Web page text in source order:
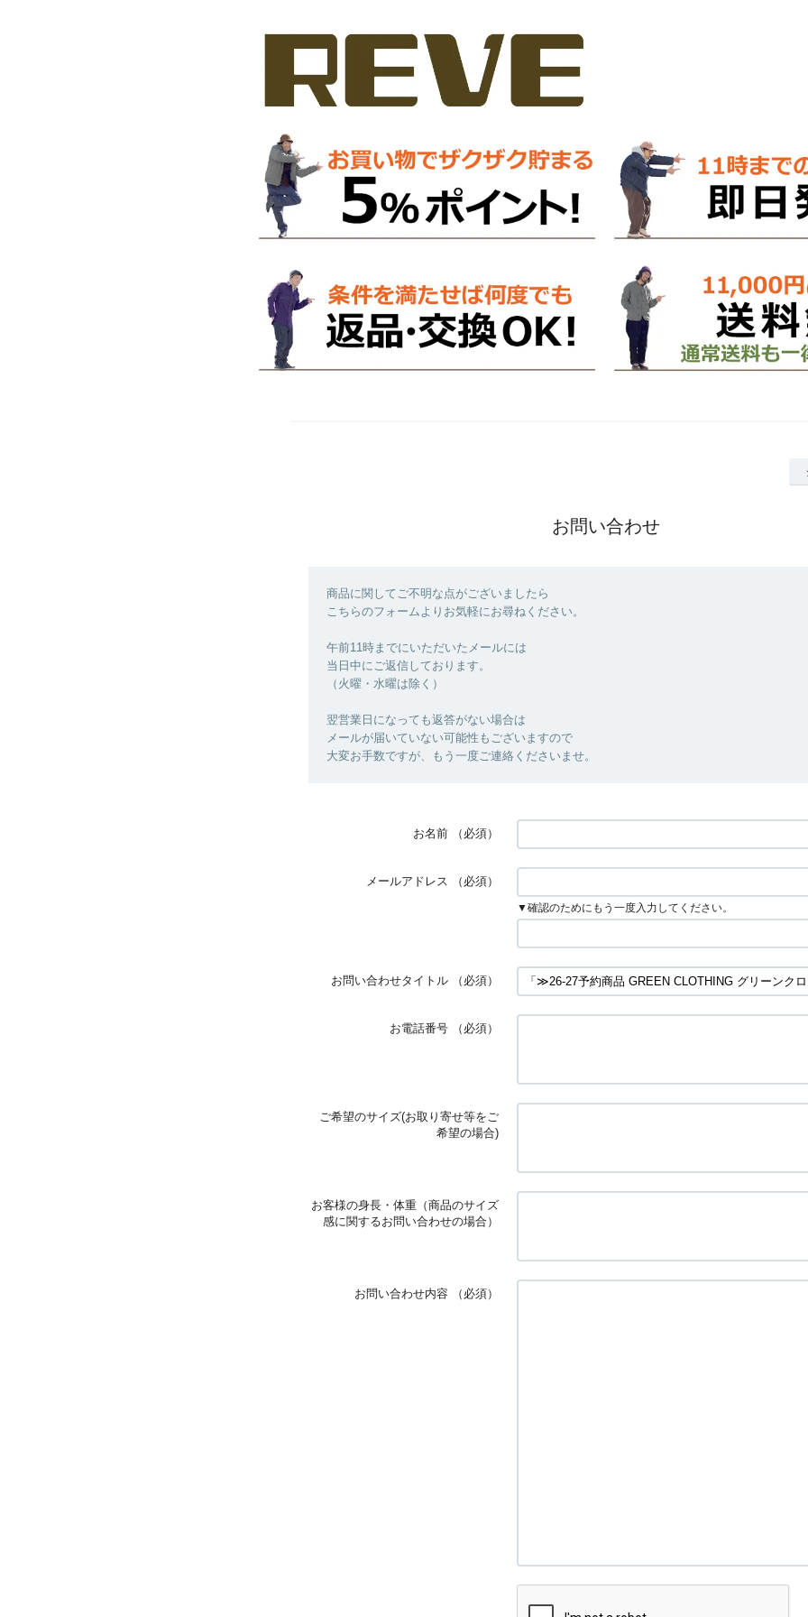
お問い合わせ
商品に関してご不明な点がございましたら
こちらのフォームよりお気軽にお尋ねください。
午前11時までにいただいたメールには
当日中にご返信しております。
（火曜・水曜は除く）
翌営業日になっても返答がない場合は
メールが届いていない可能性もございますので
大変お手数ですが、もう一度ご連絡くださいませ。
お名前 （必須）
メールアドレス （必須）
▼確認のためにもう一度入力してください。
お問い合わせタイトル （必須）
お電話番号 （必須）
ご希望のサイズ(お取り寄せ等をご
希望の場合)
お客様の身長・体重（商品のサイズ
感に関するお問い合わせの場合）
お問い合わせ内容 （必須）